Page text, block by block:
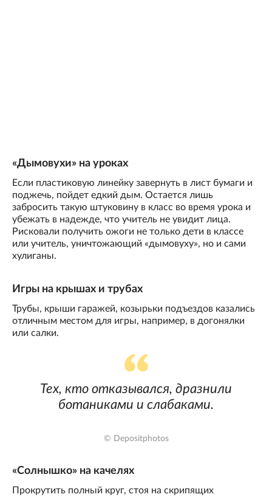
«Дымовухи» на уроках
Если пластиковую линейку завернуть в лист бумаги и
поджечь, пойдет едкий дым. Остается лишь
забросить такую штуковину в класс во время урока и
убежать в надежде, что учитель не увидит лица.
Рисковали получить ожоги не только дети в классе
или учитель, уничтожающий «дымовуху», но и сами
хулиганы.
Игры на крышах и трубах
Трубы, крыши гаражей, козырьки подъездов казались
отличным местом для игры, например, в догонялки
или салки.
Тех, кто отказывался, дразнили
ботаниками и слабаками.
© Depositphotos
«Солнышко» на качелях
Прокрутить полный круг, стоя на скрипящих